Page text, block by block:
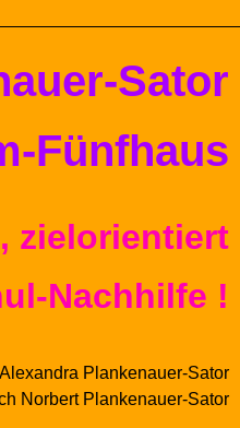
auer-Sator
Fünfhaus
zielorientiert
Nachhilfe !
Alexandra Plankenauer-Sator
Norbert Plankenauer-Sator